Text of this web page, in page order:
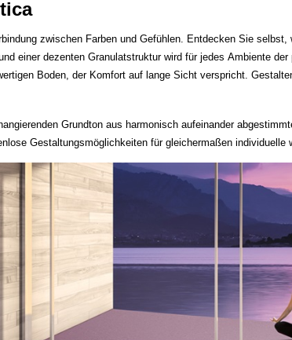
zwischen Farben und Gefühlen. Entdecken Sie
einer dezenten Granulatstruktur wird für jedes Ambiente
Boden, der Komfort auf lange Sicht verspricht.
Grundton aus harmonisch aufeinander
Gestaltungsmöglichkeiten für gleichermaßen individuelle